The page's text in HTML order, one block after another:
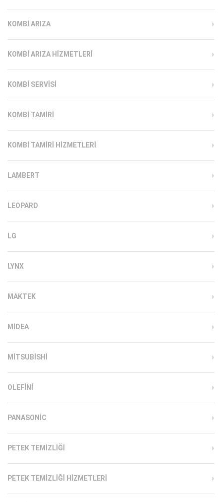
KOMBI ARIZA
KOMBI ARIZA HIZMETLERI
KOMBI SERVISI
KOMBI TAMIRI
KOMBI TAMIRI HIZMETLERI
LAMBERT
LEOPARD
LG
LYNX
MAKTEK
MIDEA
MITSUBISHI
OLEFINI
PANASONIC
PETEK TEMIZLIĞI
PETEK TEMIZLIĞI HIZMETLERI